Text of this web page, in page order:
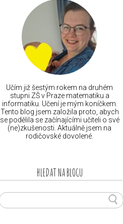
Učím již šestým rokem na druhém
stupni ZŠ v Praze matematiku a
informatiku. Učení je mým koníčkem.
Tento blog jsem založila proto, abych
se podělila se začínajícími učiteli o své
(ne)zkušenosti. Aktuálně jsem na
rodičovské dovolené.
HLEDAT NA BLOGU